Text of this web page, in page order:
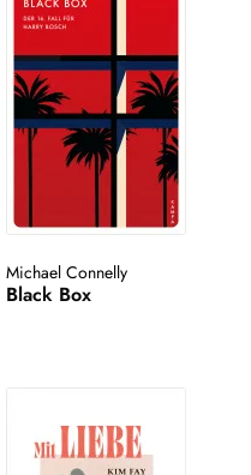
Michael Connelly
Black Box